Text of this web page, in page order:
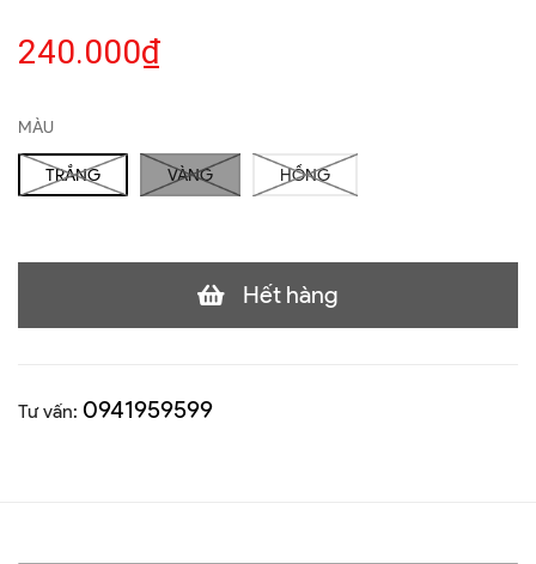
240.000₫
MÀU
TRẮNG VÀNG HỒNG
Hết hàng
Tư vấn: 0941959599